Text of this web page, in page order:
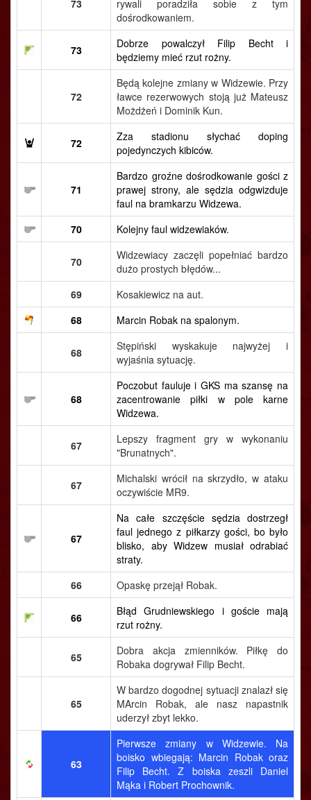
73
rywali poradziła sobie z tym
dośrodkowaniem.
73
Dobrze powalczył Filip Becht i
będziemy mieć rzut rożny.
72
Będą kolejne zmiany w Widzewie. Przy
ławce rezerwowych stoją już Mateusz
Możdżeń i Dominik Kun.
72
Zza stadionu słychać doping
pojedynczych kibiców.
71
Bardzo groźne dośrodkowanie gości z
prawej strony, ale sędzia odgwizduje
faul na bramkarzu Widzewa.
70
Kolejny faul widzewiaków.
70
Widzewiacy zaczęli popełniać bardzo
dużo prostych błędów...
69
Kosakiewicz na aut.
68
Marcin Robak na spalonym.
68
Stępiński wyskakuje najwyżej i
wyjaśnia sytuację.
68
Poczobut fauluje i GKS ma szansę na
zacentrowanie piłki w pole karne
Widzewa.
67
Lepszy fragment gry w wykonaniu
"Brunatnych".
67
Michalski wrócił na skrzydło, w ataku
oczywiście MR9.
67
Na całe szczęście sędzia dostrzegł
faul jednego z piłkarzy gości, bo było
blisko, aby Widzew musiał odrabiać
straty.
66
Opaskę przejął Robak.
66
Błąd Grudniewskiego i goście mają
rzut rożny.
65
Dobra akcja zmienników. Piłkę do
Robaka dogrywał Filip Becht.
65
W bardzo dogodnej sytuacji znalazł się
MArcin Robak, ale nasz napastnik
uderzył zbyt lekko.
63
Pierwsze zmiany w Widzewie. Na
boisko wbiegają: Marcin Robak oraz
Filip Becht. Z boiska zeszli Daniel
Mąka i Robert Prochownik.